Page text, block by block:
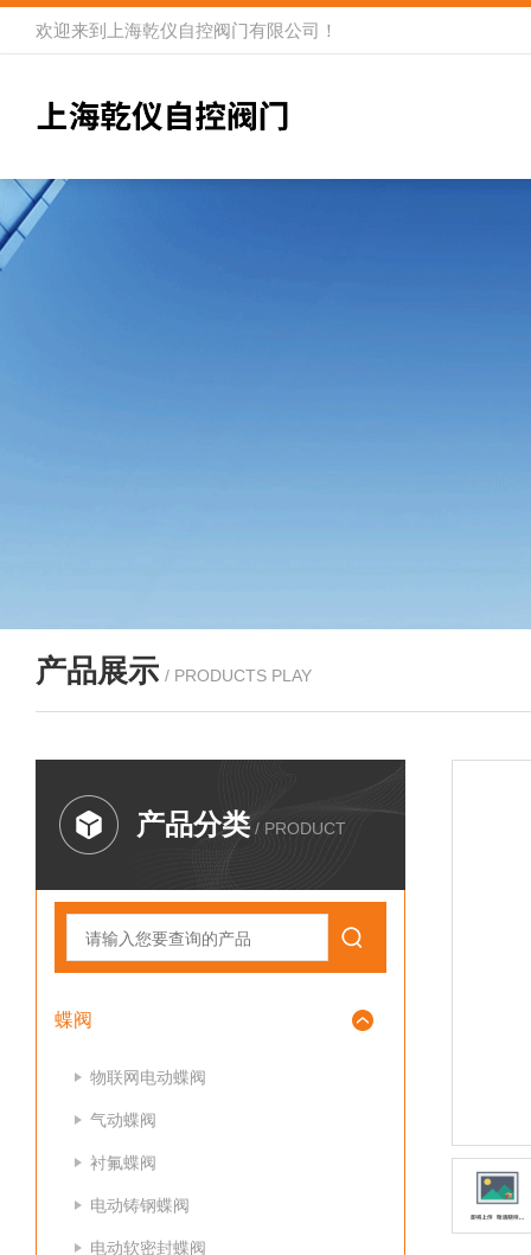
欢迎来到 上海乾仪自控阀门有限公司 ！
产品展示 / PRODUCTS PLAY
产品分类 / PRODUCT
蝶阀
物联网电动蝶阀
气动蝶阀
衬氟蝶阀
电动铸钢蝶阀
电动软密封蝶阀